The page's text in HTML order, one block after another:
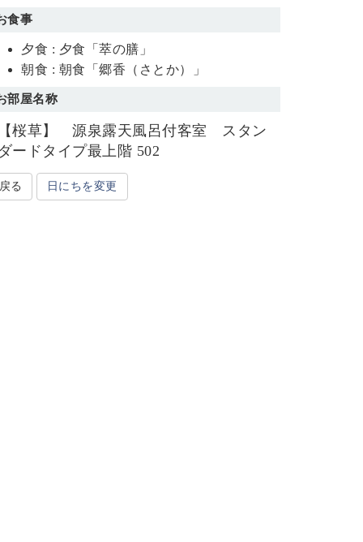
食事
夕食 : 夕食「萃の膳」
朝食 : 朝食「郷香（さとか）」
部屋名称
【桜草】 源泉露天風呂付客室 スタン
ダードタイプ最上階 502
戻る 日にちを変更